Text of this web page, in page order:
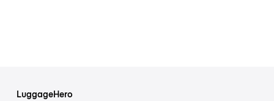
LuggageHero